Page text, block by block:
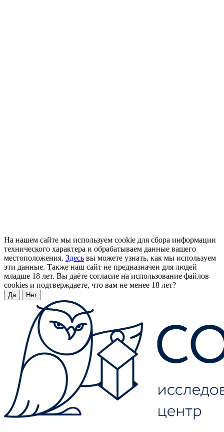
На нашем сайте мы используем cookie для сбора информации
технического характера и обрабатываем данные вашего
местоположения. Здесь вы можете узнать, как мы используем
эти данные. Также наш сайт не предназначен для людей
младше 18 лет. Вы даёте согласие на использование файлов
cookies и подтверждаете, что вам не менее 18 лет?
Да Нет